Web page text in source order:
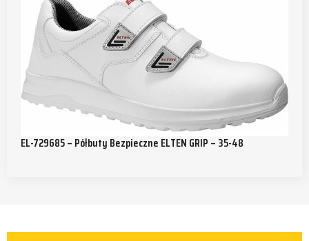
EL-729685 – Półbuty Bezpieczne ELTEN GRIP – 35-48